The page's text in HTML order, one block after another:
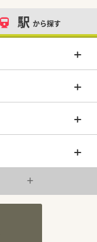
駅 から探す